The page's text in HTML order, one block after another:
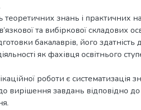
теоретичних знань і практичних
та вибіркової складових
бакалаврів, його здатність
як фахівця освітнього
роботи є систематизація
вирішення завдань відповідно до